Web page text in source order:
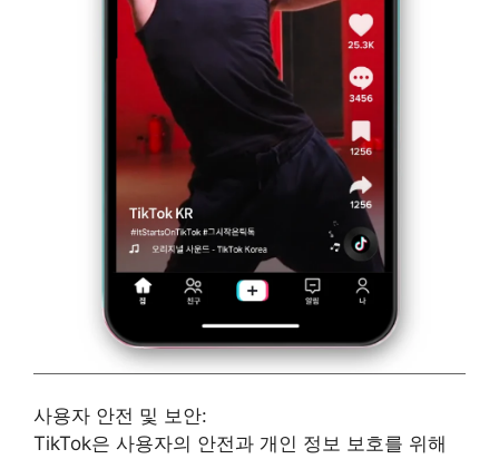
사용자 안전 및 보안:
TikTok은 사용자의 안전과 개인 정보 보호를 위해